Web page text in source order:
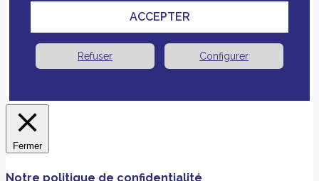
ACCEPTER
Refuser Configurer
Fermer
Notre politique de confidentialité